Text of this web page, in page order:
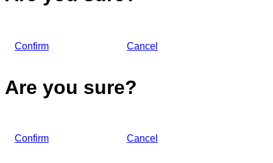
Confirm Cancel
Are you sure?
Confirm Cancel